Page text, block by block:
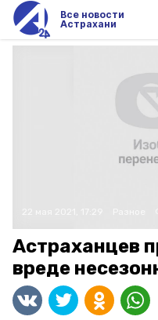
Все новости
Астрахани
Астраханцев
вреде